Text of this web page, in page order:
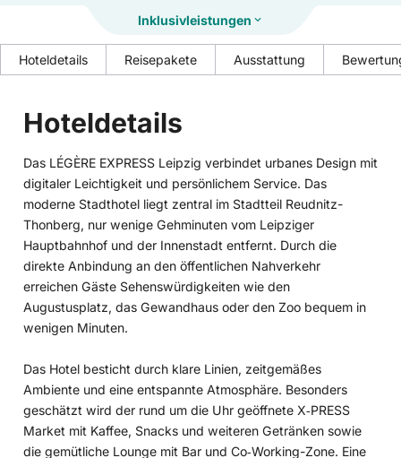
Inklusivleistungen
Hoteldetails Reisepakete Ausstattung
Hoteldetails
Das LÉGÈRE EXPRESS Leipzig verbindet urbanes Design mit
digitaler Leichtigkeit und persönlichem Service. Das
moderne Stadthotel liegt zentral im Stadtteil Reudnitz-
Thonberg, nur wenige Gehminuten vom Leipziger
Hauptbahnhof und der Innenstadt entfernt. Durch die
direkte Anbindung an den öffentlichen Nahverkehr
erreichen Gäste Sehenswürdigkeiten wie den
Augustusplatz, das Gewandhaus oder den Zoo bequem in
wenigen Minuten.
Das Hotel besticht durch klare Linien, zeitgemäßes
Ambiente und eine entspannte Atmosphäre. Besonders
geschätzt wird der rund um die Uhr geöffnete X‑PRESS
Market mit Kaffee, Snacks und weiteren Getränken sowie
die gemütliche Lounge mit Bar und Co‑Working-Zone. Eine